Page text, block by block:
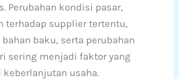
Perubahan kondisi pasar,
terhadap supplier tertentu,
baku, serta perubahan
sering menjadi faktor yang
usaha.